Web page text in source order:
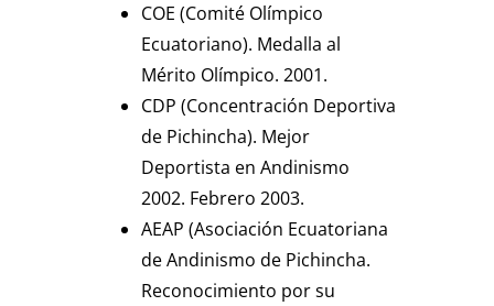
COE (Comité Olímpico
Ecuatoriano). Medalla al
Mérito Olímpico. 2001.
CDP (Concentración Deportiva
de Pichincha). Mejor
Deportista en Andinismo
2002. Febrero 2003.
AEAP (Asociación Ecuatoriana
de Andinismo de Pichincha.
Reconocimiento por su